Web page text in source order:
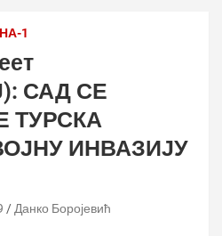
1
САД СЕ
ТУРСКА
ИНВАЗИЈУ
Данко Боројевић